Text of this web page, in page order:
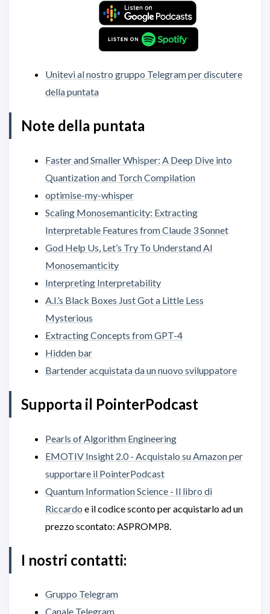
Unitevi al nostro gruppo Telegram per discutere
della puntata
Note della puntata
Faster and Smaller Whisper: A Deep Dive into
Quantization and Torch Compilation
optimise-my-whisper
Scaling Monosemanticity: Extracting
Interpretable Features from Claude 3 Sonnet
God Help Us, Let’s Try To Understand AI
Monosemanticity
Interpreting Interpretability
A.I.’s Black Boxes Just Got a Little Less
Mysterious
Extracting Concepts from GPT-4
Hidden bar
Bartender acquistata da un nuovo sviluppatore
Supporta il PointerPodcast
Pearls of Algorithm Engineering
EMOTIV Insight 2.0 - Acquistalo su Amazon per
supportare il PointerPodcast
Quantum Information Science - Il libro di
Riccardo e il codice sconto per acquistarlo ad un
prezzo scontato: ASPROMP8.
I nostri contatti:
Gruppo Telegram
Canale Telegram